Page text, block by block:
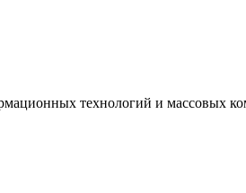
технологий и массовых